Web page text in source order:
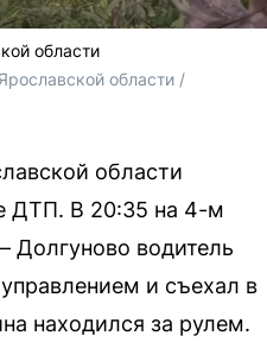
области
области /
области
ДТП. В 20:35 на 4-м
Долгуново водитель
и съехал в
находился за рулем.